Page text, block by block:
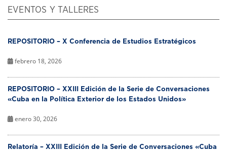
EVENTOS Y TALLERES
REPOSITORIO – X Conferencia de Estudios Estratégicos
febrero 18, 2026
REPOSITORIO – XXIII Edición de la Serie de Conversaciones
«Cuba en la Política Exterior de los Estados Unidos»
enero 30, 2026
Relatoría – XXIII Edición de la Serie de Conversaciones «Cuba